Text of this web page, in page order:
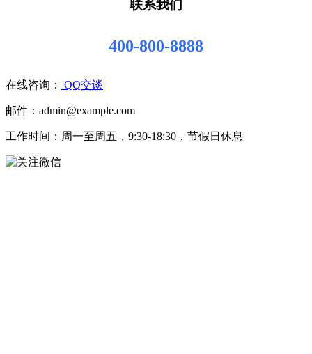
联系我们
400-800-8888
在线咨询： QQ交谈
邮件：admin@example.com
工作时间：周一至周五，9:30-18:30，节假日休息